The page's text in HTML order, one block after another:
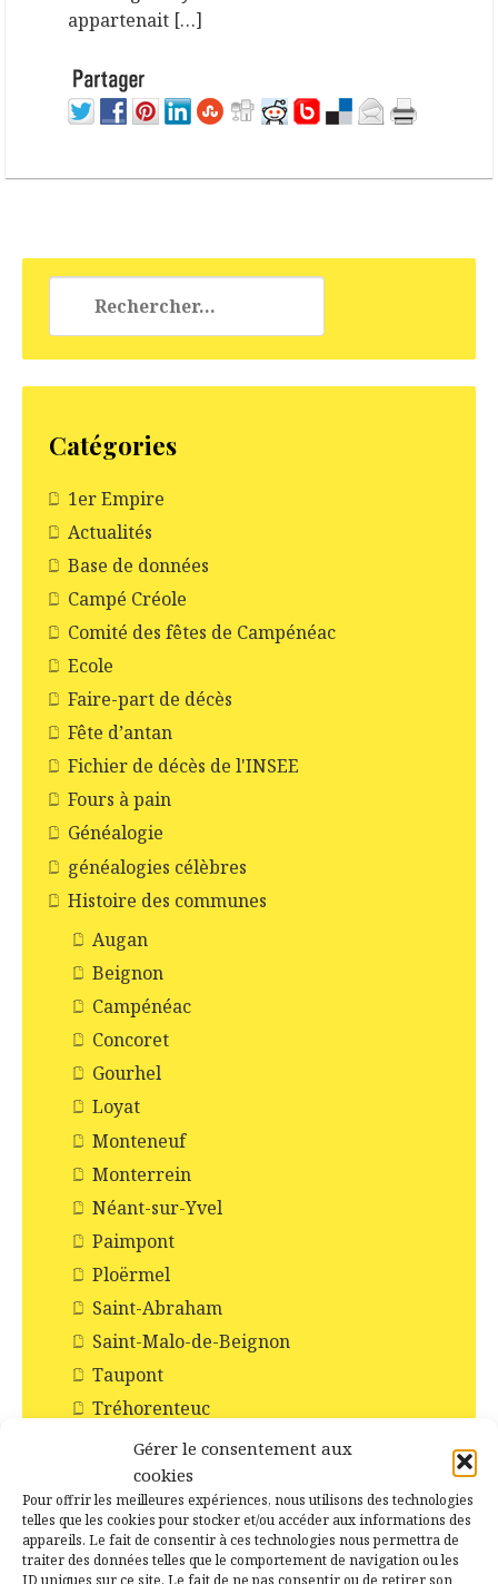
Gérer le consentement aux
cookies
Pour offrir les meilleures expériences, nous utilisons des technologies
telles que les cookies pour stocker et/ou accéder aux informations des
appareils. Le fait de consentir à ces technologies nous permettra de
traiter des données telles que le comportement de navigation ou les
ID uniques sur ce site. Le fait de ne pas consentir ou de retirer son
appartenait […]
Catégories
1er Empire
Actualités
Base de données
Campé Créole
Comité des fêtes de Campénéac
Ecole
Faire-part de décès
Fête d’antan
Fichier de décès de l'INSEE
Fours à pain
Généalogie
généalogies célèbres
Histoire des communes
Augan
Beignon
Campénéac
Concoret
Gourhel
Loyat
Monteneuf
Monterrein
Néant-sur-Yvel
Paimpont
Ploërmel
Saint-Abraham
Saint-Malo-de-Beignon
Taupont
Tréhorenteuc
Histoire et Patrimoines de Campénéac
Incendie en forêt de Brocéliande
Les Chapelles
Les Châteaux